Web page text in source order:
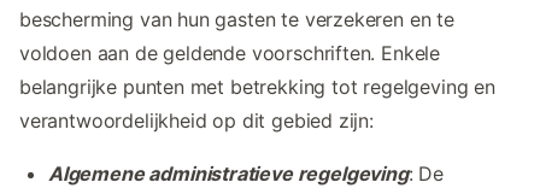
bescherming van hun gasten te verzekeren en te
voldoen aan de geldende voorschriften. Enkele
belangrijke punten met betrekking tot regelgeving en
verantwoordelijkheid op dit gebied zijn:
Algemene administratieve regelgeving: De